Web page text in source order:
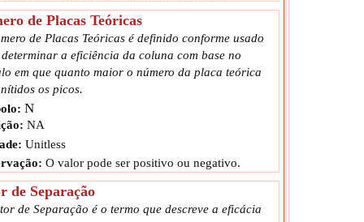
de Placas Teóricas
de Placas Teóricas é definido conforme usado
a eficiência da coluna com base no
em que quanto maior o número da placa teórica
os picos.
N
NA
Unitless
O valor pode ser positivo ou negativo.
de Separação
de Separação é o termo que descreve a eficácia